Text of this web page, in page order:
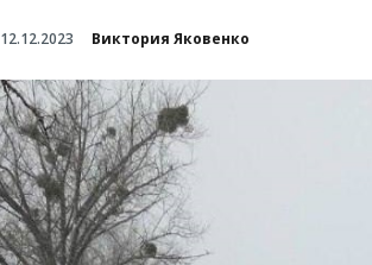
12.12.2023 Виктория Яковенко